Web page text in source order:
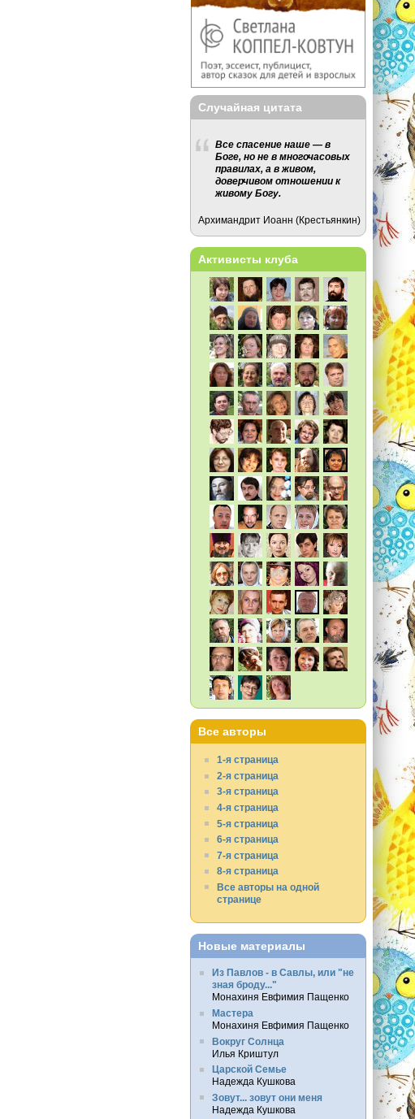
Случайная цитата
Все спасение наше — в
Боге, но не в многочасовых
правилах, а в живом,
доверчивом отношении к
живому Богу.
Архимандрит Иоанн (Крестьянкин)
Активисты клуба
Все авторы
1-я страница
2-я страница
3-я страница
4-я страница
5-я страница
6-я страница
7-я страница
8-я страница
Все авторы на одной
странице
Новые материалы
Из Павлов - в Савлы, или "не
зная броду..."
Монахиня Евфимия Пащенко
Мастера
Монахиня Евфимия Пащенко
Вокруг Солнца
Илья Криштул
Царской Семье
Надежда Кушкова
Зовут... зовут они меня
Надежда Кушкова